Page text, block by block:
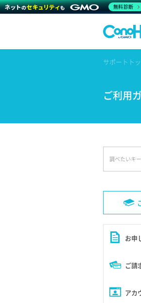
サポートト
ご利用
お申
ご請
アカ
無料診断